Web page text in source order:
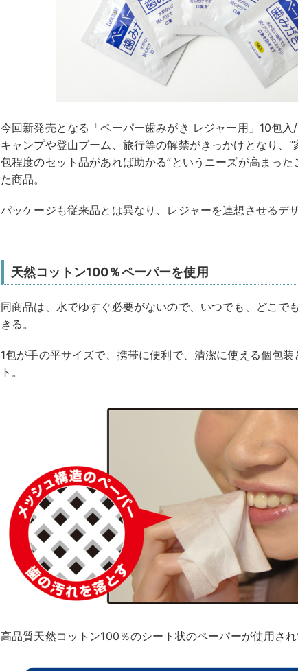
今回新発売となる「ペーパー歯みがき レジャー用」10包
キャンプや登山ブーム、旅行等の解禁がきっかけとなり、
包程度のセット品があれば助かる”というニーズが高まっ
た商品。
パッケージも従来品とは異なり、レジャーを連想させるデザ
天然コットン100％ペーパーを使用
同商品は、水でゆすぐ必要がないので、いつでも、どこで
きる。
1包が手の平サイズで、携帯に便利で、清潔に使える個包
ト。
高品質天然コットン100％のシート状のペーパーが使用され